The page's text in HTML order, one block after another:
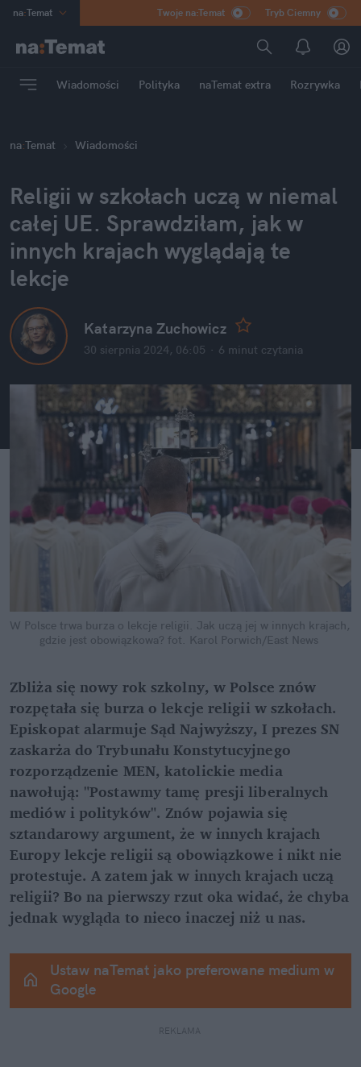
na:Temat
Poland
mama
Rozrywka
Twoje na:Temat Tryb Ciemny
Wiadomości Polityka naTemat extra Rozrywka
na:Temat Wiadomości
Religii w szkołach uczą w niemal
całej UE. Sprawdziłam, jak w
innych krajach wyglądają te
lekcje
Katarzyna Zuchowicz
30 sierpnia 2024, 06:05 · 6 minut czytania
W Polsce trwa burza o lekcje religii. Jak uczą jej w innych krajach,
gdzie jest obowiązkowa? fot. Karol Porwich/East News
Zbliża się nowy rok szkolny, w Polsce znów
rozpętała się burza o lekcje religii w szkołach.
Episkopat alarmuje Sąd Najwyższy, I prezes SN
zaskarża do Trybunału Konstytucyjnego
rozporządzenie MEN, katolickie media
nawołują: "Postawmy tamę presji liberalnych
mediów i polityków". Znów pojawia się
sztandarowy argument, że w innych krajach
Europy lekcje religii są obowiązkowe i nikt nie
protestuje. A zatem jak w innych krajach uczą
religii? Bo na pierwszy rzut oka widać, że chyba
jednak wygląda to nieco inaczej niż u nas.
Ustaw naTemat jako preferowane medium w
Google
REKLAMA